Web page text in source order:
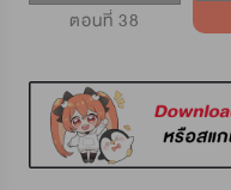
ตอนที่ 38